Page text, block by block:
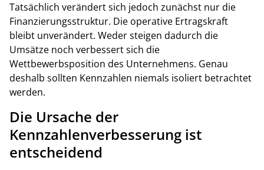
Tatsächlich verändert sich jedoch zunächst nur die
Finanzierungsstruktur. Die operative Ertragskraft
bleibt unverändert. Weder steigen dadurch die
Umsätze noch verbessert sich die
Wettbewerbsposition des Unternehmens. Genau
deshalb sollten Kennzahlen niemals isoliert betrachtet
werden.
Die Ursache der
Kennzahlenverbesserung ist
entscheidend